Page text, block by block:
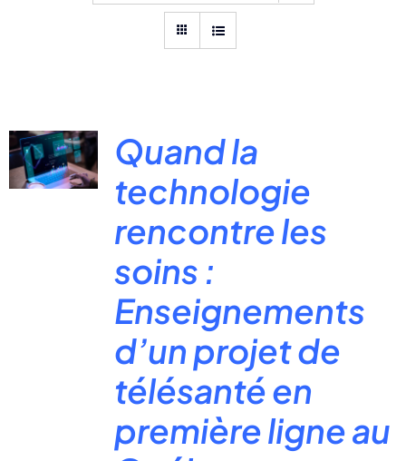
Quand la
technologie
rencontre les
soins :
Enseignements
d’un projet de
télésanté en
première ligne au